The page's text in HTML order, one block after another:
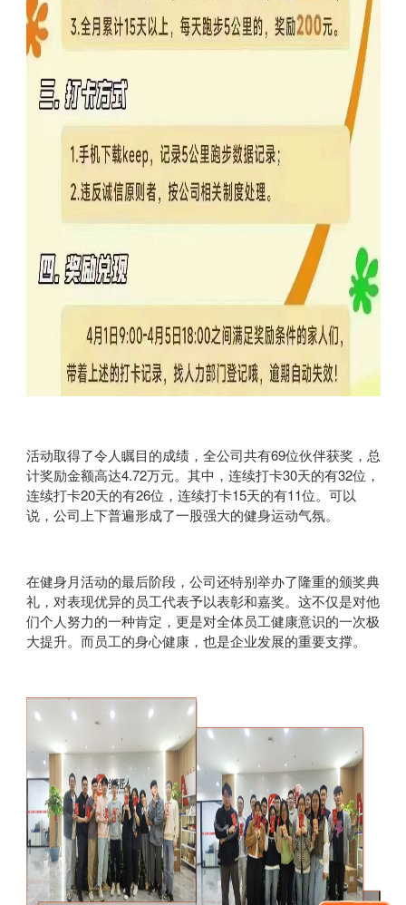
活动取得了令人瞩目的成绩，全公司共有69位伙伴获奖，总
计奖励金额高达4.72万元。其中，连续打卡30天的有32位，
连续打卡20天的有26位，连续打卡15天的有11位。可以
说，公司上下普遍形成了一股强大的健身运动气氛。
在健身月活动的最后阶段，公司还特别举办了隆重的颁奖典
礼，对表现优异的员工代表予以表彰和嘉奖。这不仅是对他
们个人努力的一种肯定，更是对全体员工健康意识的一次极
大提升。而员工的身心健康，也是企业发展的重要支撑。